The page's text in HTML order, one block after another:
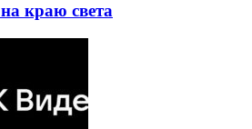
краю света